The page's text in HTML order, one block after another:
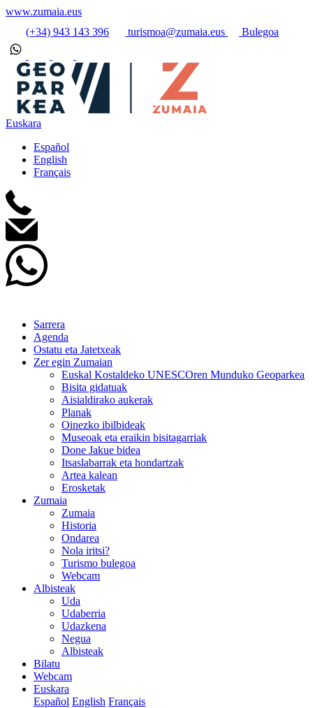
www.zumaia.eus
(+34) 943 143 396
turismoa@zumaia.eus Bulegoa
Euskara
Español
English
Français
Sarrera
Agenda
Ostatu eta Jatetxeak
Zer egin Zumaian
Euskal Kostaldeko UNESCOren Munduko Geoparkea
Bisita gidatuak
Aisialdirako aukerak
Planak
Oinezko ibilbideak
Museoak eta eraikin bisitagarriak
Done Jakue bidea
Itsaslabarrak eta hondartzak
Artea kalean
Erosketak
Zumaia
Zumaia
Historia
Ondarea
Nola iritsi?
Turismo bulegoa
Webcam
Albisteak
Uda
Udaberria
Udazkena
Negua
Albisteak
Bilatu
Webcam
Euskara
Español English Français